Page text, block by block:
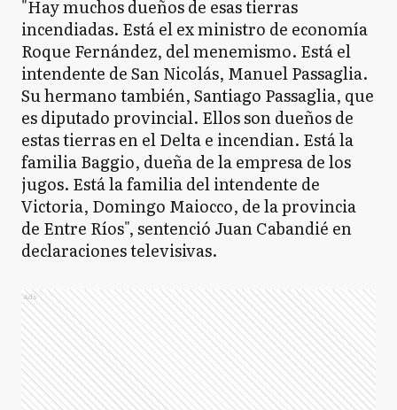
"Hay muchos dueños de esas tierras
incendiadas. Está el ex ministro de economía
Roque Fernández, del menemismo. Está el
intendente de San Nicolás, Manuel Passaglia.
Su hermano también, Santiago Passaglia, que
es diputado provincial. Ellos son dueños de
estas tierras en el Delta e incendian. Está la
familia Baggio, dueña de la empresa de los
jugos. Está la familia del intendente de
Victoria, Domingo Maiocco, de la provincia
de Entre Ríos", sentenció Juan Cabandié en
declaraciones televisivas.
Ads